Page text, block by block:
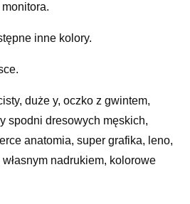
inne kolory.
duże y, oczko z gwintem,
spodni dresowych męskich,
anatomia, super grafika, leno,
własnym nadrukiem, kolorowe